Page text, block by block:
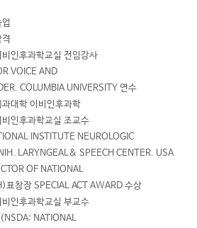
인후과학교실 전임강사
VOICE AND
COLUMBIA UNIVERSITY 연수
대학 이비인후과학
인후과학교실 조교수
INSTITUTE NEUROLOGIC
LARYNGEAL& SPEECH CENTER. USA
OF NATIONAL
표창장 SPECIAL ACT AWARD 수상
인후과학교실 부교수
NATIONAL